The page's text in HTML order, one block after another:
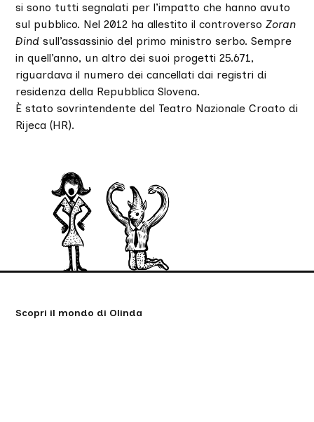
si sono tutti segnalati per l’impatto che hanno avuto
sul pubblico. Nel 2012 ha allestito il controverso Zoran
Ðind sull’assassinio del primo ministro serbo. Sempre
in quell’anno, un altro dei suoi progetti 25.671,
riguardava il numero dei cancellati dai registri di
residenza della Repubblica Slovena.
È stato sovrintendente del Teatro Nazionale Croato di
Rijeca (HR).
Scopri il mondo di Olinda